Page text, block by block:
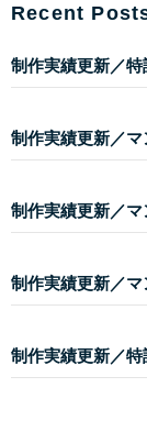
Recent
制作実績更新／特
制作実績更新／マ
制作実績更新／マ
制作実績更新／マ
制作実績更新／特